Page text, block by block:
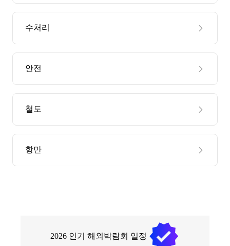
수처리
안전
철도
항만
2026 인기 해외박람회 일정